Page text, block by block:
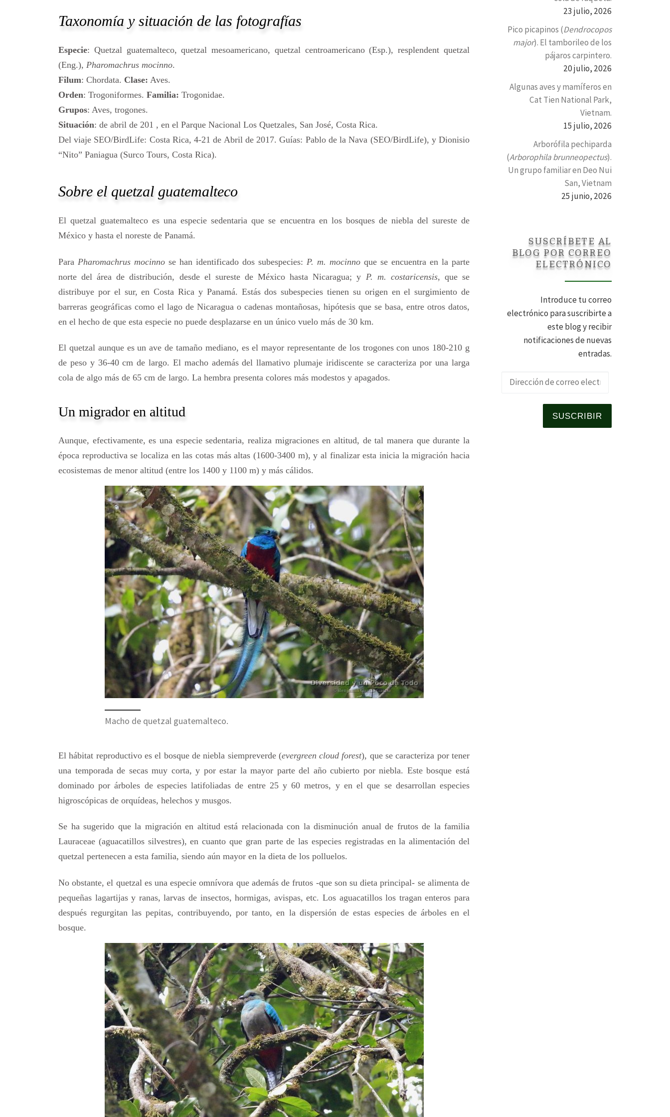
Taxonomía y situación de las fotografías
Especie: Quetzal guatemalteco, quetzal mesoamericano, quetzal centroamericano (Esp.), resplendent quetzal
(Eng.), Pharomachrus mocinno.
Filum: Chordata. Clase: Aves.
Orden: Trogoniformes. Familia: Trogonidae.
Grupos: Aves, trogones.
Situación: de abril de 201 , en el Parque Nacional Los Quetzales, San José, Costa Rica.
Del viaje SEO/BirdLife: Costa Rica, 4-21 de Abril de 2017. Guías: Pablo de la Nava (SEO/BirdLife), y Dionisio
“Nito” Paniagua (Surco Tours, Costa Rica).
Sobre el quetzal guatemalteco
El quetzal guatemalteco es una especie sedentaria que se encuentra en los bosques de niebla del sureste de
México y hasta el noreste de Panamá.
Para Pharomachrus mocinno se han identificado dos subespecies: P. m. mocinno que se encuentra en la parte
norte del área de distribución, desde el sureste de México hasta Nicaragua; y P. m. costaricensis, que se
distribuye por el sur, en Costa Rica y Panamá. Estás dos subespecies tienen su origen en el surgimiento de
barreras geográficas como el lago de Nicaragua o cadenas montañosas, hipótesis que se basa, entre otros datos,
en el hecho de que esta especie no puede desplazarse en un único vuelo más de 30 km.
El quetzal aunque es un ave de tamaño mediano, es el mayor representante de los trogones con unos 180-210 g
de peso y 36-40 cm de largo. El macho además del llamativo plumaje iridiscente se caracteriza por una larga
cola de algo más de 65 cm de largo. La hembra presenta colores más modestos y apagados.
Un migrador en altitud
Aunque, efectivamente, es una especie sedentaria, realiza migraciones en altitud, de tal manera que durante la
época reproductiva se localiza en las cotas más altas (1600-3400 m), y al finalizar esta inicia la migración hacia
ecosistemas de menor altitud (entre los 1400 y 1100 m) y más cálidos.
Macho de quetzal guatemalteco.
El hábitat reproductivo es el bosque de niebla siempreverde (evergreen cloud forest), que se caracteriza por tener
una temporada de secas muy corta, y por estar la mayor parte del año cubierto por niebla. Este bosque está
dominado por árboles de especies latifoliadas de entre 25 y 60 metros, y en el que se desarrollan especies
higroscópicas de orquídeas, helechos y musgos.
Se ha sugerido que la migración en altitud está relacionada con la disminución anual de frutos de la familia
Lauraceae (aguacatillos silvestres), en cuanto que gran parte de las especies registradas en la alimentación del
quetzal pertenecen a esta familia, siendo aún mayor en la dieta de los polluelos.
No obstante, el quetzal es una especie omnívora que además de frutos -que son su dieta principal- se alimenta de
pequeñas lagartijas y ranas, larvas de insectos, hormigas, avispas, etc. Los aguacatillos los tragan enteros para
después regurgitan las pepitas, contribuyendo, por tanto, en la dispersión de estas especies de árboles en el
bosque.
23 julio, 2026
Pico picapinos (Dendrocopos
major). El tamborileo de los
pájaros carpintero.
20 julio, 2026
Algunas aves y mamíferos en
Cat Tien National Park,
Vietnam.
15 julio, 2026
Arborófila pechiparda
(Arborophila brunneopectus).
Un grupo familiar en Deo Nui
San, Vietnam
25 junio, 2026
SUSCRÍBETE AL
BLOG POR CORREO
ELECTRÓNICO
Introduce tu correo
electrónico para suscribirte a
este blog y recibir
notificaciones de nuevas
entradas.
SUSCRIBIR